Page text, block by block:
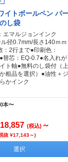
イトボールペン パ
し袋
エマルジョンインク
ル径0.7mm/長さ140ｍｍ
：2行まで●印刷色：
替芯：EQ-0.7●名入れが
ト軸●無料のし袋付（上
粗品を選択）●油性＋ジ
かインク
本〜
(税込) ～
抜 ¥17,143～)
選択